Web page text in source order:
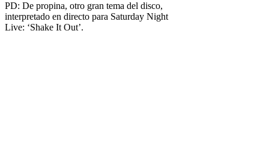
PD: De propina, otro gran tema del disco,
interpretado en directo para Saturday Night
Live: ‘Shake It Out’.